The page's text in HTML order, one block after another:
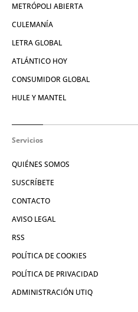
METRÓPOLI ABIERTA
CULEMANÍA
LETRA GLOBAL
ATLÁNTICO HOY
CONSUMIDOR GLOBAL
HULE Y MANTEL
Servicios
QUIÉNES SOMOS
SUSCRÍBETE
CONTACTO
AVISO LEGAL
RSS
POLÍTICA DE COOKIES
POLÍTICA DE PRIVACIDAD
ADMINISTRACIÓN UTIQ